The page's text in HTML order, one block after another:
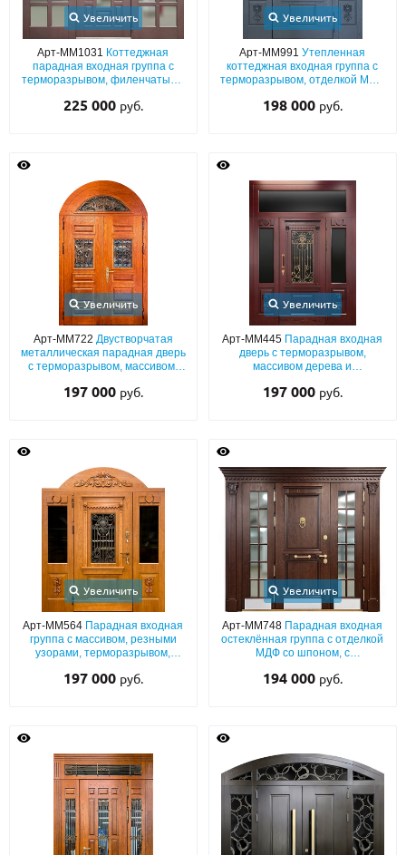
КОНТАКТЫ
ПН-СБ - с 9:00 до 21:00, ВС - до 19:00
+7 (495) 411-44-41
INFO@META-M.RU
ЗАПРОСИТЬ РАСЧЕТ
Каталог Распродажа Как купить
Записаться на замер
Увеличить
Арт-ММ1031 Коттеджная
парадная входная группа с
терморазрывом, филенчатыми
остеклением с импостами
225 000 руб.
Увеличить
Арт-ММ991Утепленная
коттеджная входная группа с
терморазрывом, отделкой МДФ
резьбой, стеклами и ковкой
198 000 руб.
Увеличить
Арт-ММ722 Двустворчатая
металлическая парадная дверь
с терморазрывом, массивом,
витражным стеклом
197 000 руб.
Увеличить
Арт-ММ445 Парадная входная
дверь с терморазрывом,
массивом дерева и
ковкой
197 000 руб.
Увеличить
Арт-ММ564 Парадная входная
группа с массивом, резными
узорами, терморазрывом,
197 000 руб.
Увеличить
Арт-ММ748 Парадная входная
остеклённая группа с отделкой
МДФ со шпоном, с
отбойниками и капителями
194 000 руб.